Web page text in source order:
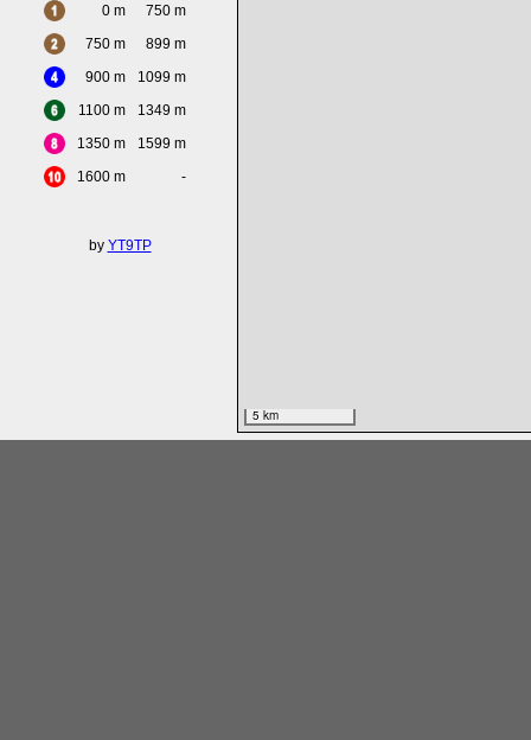
0 m
750 m
750 m
899 m
900 m
1099 m
1100 m
1349 m
1350 m
1599 m
1600 m
-
by YT9TP
5 km